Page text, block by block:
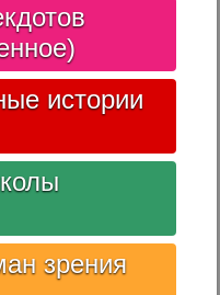
истории
зрения